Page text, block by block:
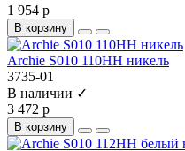
1 954 р
В корзину
Archie S010 110HH никель
3735-01
В наличии ✓
3 472 р
В корзину